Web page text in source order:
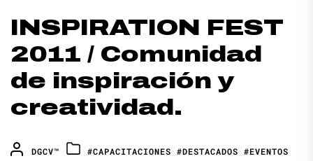
INSPIRATION FEST
2011 / Comunidad
de inspiración y
creatividad.
DGCV™ #CAPACITACIONES #DESTACADOS #EVENTOS